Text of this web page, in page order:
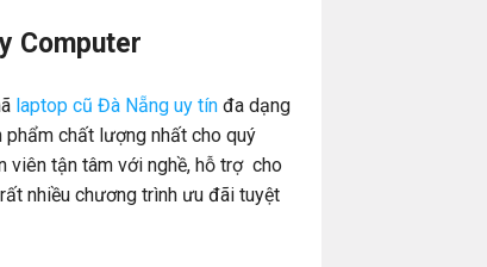
Computer
laptop cũ Đà Nẵng uy tín đa dạng
chất lượng nhất cho quý
viên tận tâm với nghề, hỗ trợ cho
nhiều chương trình ưu đãi tuyệt